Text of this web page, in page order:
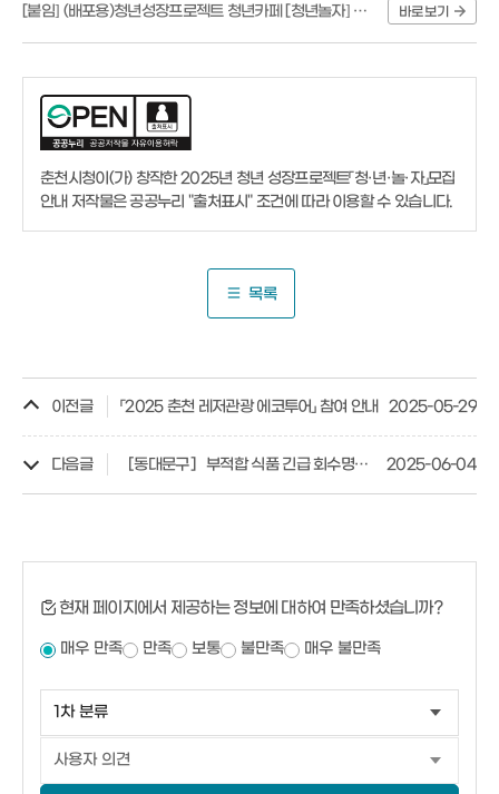
[붙임] (배포용)청년성장프로젝트 청년카페 [청년놀자] 운영 계획_0528.pdf 바로보기
춘천시청이(가) 창작한2025년 청년 성장프로젝트「청·년·놀·자」모집
안내 저작물은 공공누리 "출처표시"조건에 따라 이용할 수 있습니다.
목록
이전글 「2025 춘천 레저관광 에코투어」 참여 안내 2025-05-29
다음글 ［동대문구］ 부적합 식품 긴급 회수명령 알림 2025-06-04
현재 페이지에서 제공하는 정보에 대하여 만족하셨습니까?
매우 만족 만족 보통 불만족 매우 불만족